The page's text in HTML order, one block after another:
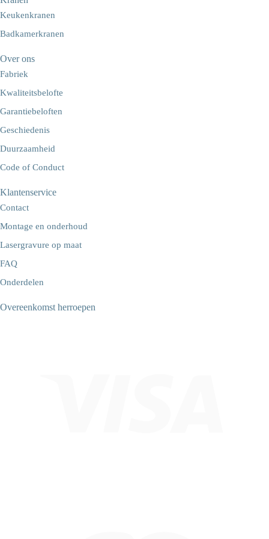
Keukenkranen
Badkamerkranen
Over ons
Fabriek
Kwaliteitsbelofte
Garantiebeloften
Geschiedenis
Duurzaamheid
Code of Conduct
Klantenservice
Contact
Montage en onderhoud
Lasergravure op maat
FAQ
Onderdelen
Overeenkomst herroepen